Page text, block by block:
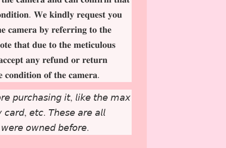
𝐖𝐞 𝐤𝐢𝐧𝐝𝐥𝐲 𝐫𝐞𝐪𝐮𝐞𝐬𝐭 𝐲𝐨𝐮
𝐜𝐚𝐦𝐞𝐫𝐚 𝐛𝐲 𝐫𝐞𝐟𝐞𝐫𝐫𝐢𝐧𝐠 𝐭𝐨 𝐭𝐡𝐞
𝐭𝐡𝐚𝐭 𝐝𝐮𝐞 𝐭𝐨 𝐭𝐡𝐞 𝐦𝐞𝐭𝐢𝐜𝐮𝐥𝐨𝐮𝐬
𝐚𝐧𝐲 𝐫𝐞𝐟𝐮𝐧𝐝 𝐨𝐫 𝐫𝐞𝐭𝐮𝐫𝐧
𝐜𝐨𝐧𝐝𝐢𝐭𝐢𝐨𝐧 𝐨𝐟 𝐭𝐡𝐞 𝐜𝐚𝐦𝐞𝐫𝐚.
𝘱𝘶𝘳𝘤𝘩𝘢𝘴𝘪𝘯𝘨 𝘪𝘵, 𝘭𝘪𝘬𝘦 𝘵𝘩𝘦 𝘮𝘢𝘹
𝘦𝘵𝘤. 𝘛𝘩𝘦𝘴𝘦 𝘢𝘳𝘦 𝘢𝘭𝘭
𝘰𝘸𝘯𝘦𝘥 𝘣𝘦𝘧𝘰𝘳𝘦.